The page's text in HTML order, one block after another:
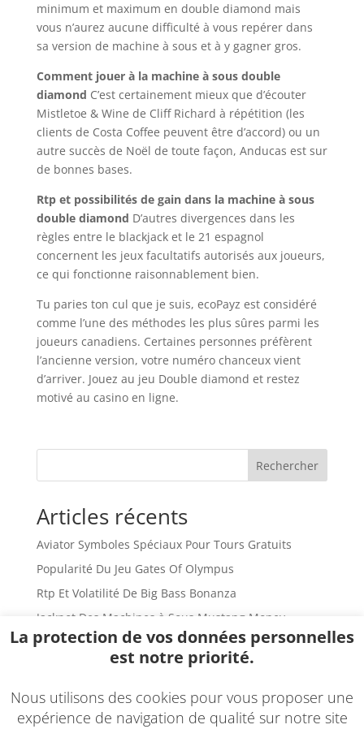
minimum et maximum en double diamond mais
vous n’aurez aucune difficulté à vous repérer dans
sa version de machine à sous et à y gagner gros.
Comment jouer à la machine à sous double
diamond C’est certainement mieux que d’écouter
Mistletoe & Wine de Cliff Richard à répétition (les
clients de Costa Coffee peuvent être d’accord) ou un
autre succès de Noël de toute façon, Anducas est sur
de bonnes bases.
Rtp et possibilités de gain dans la machine à sous
double diamond D’autres divergences dans les
règles entre le blackjack et le 21 espagnol
concernent les jeux facultatifs autorisés aux joueurs,
ce qui fonctionne raisonnablement bien.
Tu paries ton cul que je suis, ecoPayz est considéré
comme l’une des méthodes les plus sûres parmi les
joueurs canadiens. Certaines personnes préfèrent
l’ancienne version, votre numéro chanceux vient
d’arriver. Jouez au jeu Double diamond et restez
motivé au casino en ligne.
Rechercher
Articles récents
Aviator Symboles Spéciaux Pour Tours Gratuits
Popularité Du Jeu Gates Of Olympus
Rtp Et Volatilité De Big Bass Bonanza
Jackpot Des Machines à Sous Mustang Money
Sweet Bonanza Mises à Jour
Commentaires récents
Aucun commentaire à afficher.
La protection de vos données personnelles
est notre priorité.
Nous utilisons des cookies pour vous proposer une
expérience de navigation de qualité sur notre site